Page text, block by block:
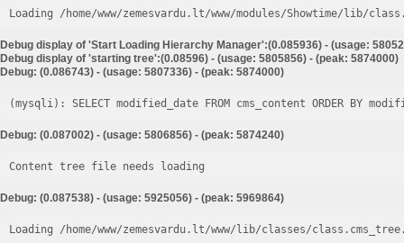
Loading /home/www/zemesvardu.lt/www/modules/Showtime/lib/
Debug display of 'Start Loading Hierarchy Manager':(0.085936) - (usage:
Debug display of 'starting tree':(0.08596) - (usage: 5805856) - (peak: 5874000)
Debug: (0.086743) - (usage: 5807336) - (peak: 5874000)
Debug: (0.087002) - (usage: 5806856) - (peak: 5874240)
Content tree file needs loading
Debug: (0.087538) - (usage: 5925056) - (peak: 5969864)
Loading /home/www/zemesvardu.lt/www/lib/classes/